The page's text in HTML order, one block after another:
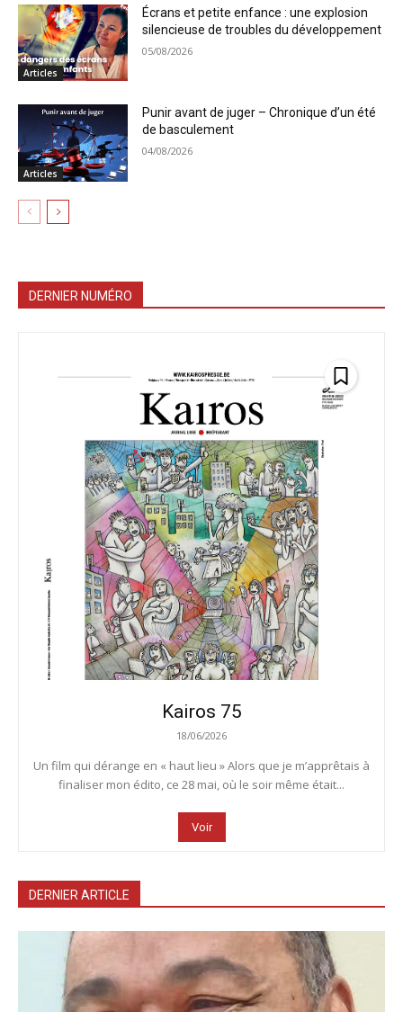
Articles
Écrans et petite enfance : une explosion
silencieuse de troubles du développement
05/08/2026
Articles
Punir avant de juger – Chronique d’un été
de basculement
04/08/2026
DERNIER NUMÉRO
Kairos 75
18/06/2026
Un film qui dérange en « haut lieu » Alors que je m’apprêtais à
finaliser mon édito, ce 28 mai, où le soir même était...
Voir
DERNIER ARTICLE